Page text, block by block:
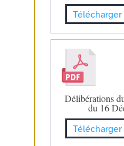
Délibérations
du 16